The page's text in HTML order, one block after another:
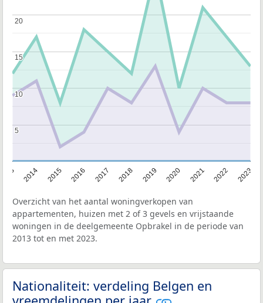
2014 2015 2016 2017 2018 2019 2020 2021 2022 2023
5
5
10
10
15
15
20
20
Overzicht van het aantal woningverkopen van
appartementen, huizen met 2 of 3 gevels en vrijstaande
woningen in de deelgemeente Opbrakel in de periode van
2013 tot en met 2023.
Nationaliteit: verdeling Belgen en